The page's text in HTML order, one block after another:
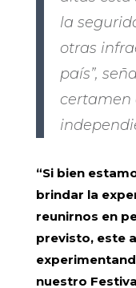
la
otras
país”,
certamen
“Si bien
brindar la
reunirnos en
previsto, este
nuestro